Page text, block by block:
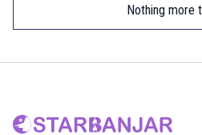
Nothing more